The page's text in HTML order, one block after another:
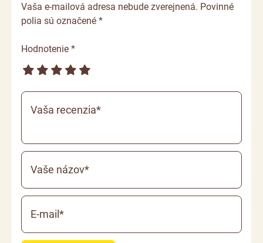
Vaša e-mailová adresa nebude zverejnená. Povinné
polia sú označené *
Hodnotenie *
Vaša recenzia*
Vaše názov*
E-mail*